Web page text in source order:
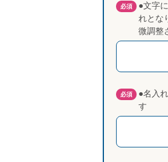
必須
●文字
れとな
微調整
必須
●名入
す